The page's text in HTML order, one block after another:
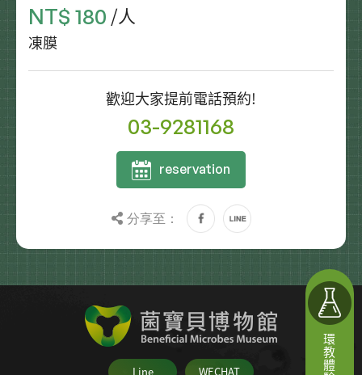
NT$ 180 /人
凍膜
歡迎大家提前電話預約!
03-9281168
reservation
分享至：
Line WECHAT